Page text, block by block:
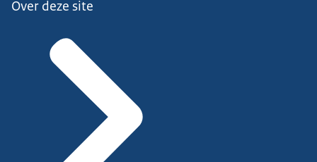
Over deze site